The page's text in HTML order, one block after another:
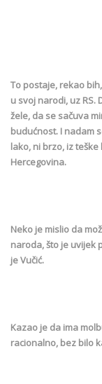
To postaje, rekao
u svoj narodi, uz RS.
žele, da se sačuva
budućnost. I nadam
lako, ni brzo, iz
Hercegovina.
Neko je mislio da
naroda, što je uvijek
je Vučić.
Kazao je da ima
racionalno, bez bilo